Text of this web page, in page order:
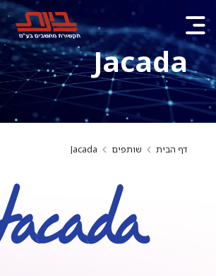
Jacada
דף הבית שותפים Jacada